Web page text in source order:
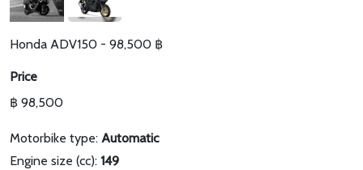
Honda ADV150 - 98,500 ฿
Price
฿ 98,500
Motorbike type: Automatic
Engine size (cc): 149